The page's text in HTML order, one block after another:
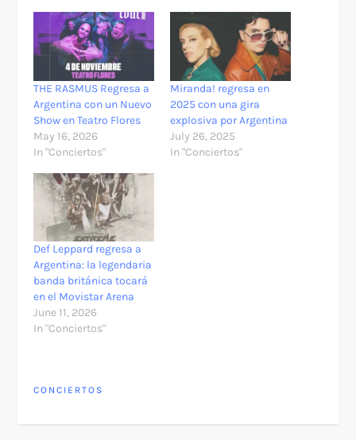
THE RASMUS Regresa a
Argentina con un Nuevo
Show en Teatro Flores
May 16, 2026
In "Conciertos"
Miranda! regresa en
2025 con una gira
explosiva por Argentina
July 26, 2025
In "Conciertos"
Def Leppard regresa a
Argentina: la legendaria
banda británica tocará
en el Movistar Arena
June 11, 2026
In "Conciertos"
CONCIERTOS